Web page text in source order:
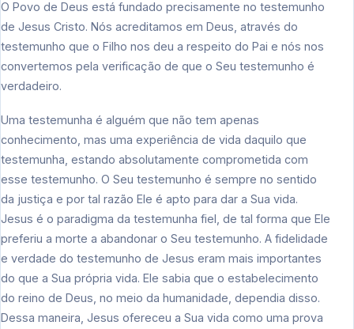
O Povo de Deus está fundado precisamente no testemunho
de Jesus Cristo. Nós acreditamos em Deus, através do
testemunho que o Filho nos deu a respeito do Pai e nós nos
convertemos pela verificação de que o Seu testemunho é
verdadeiro.
Uma testemunha é alguém que não tem apenas
conhecimento, mas uma experiência de vida daquilo que
testemunha, estando absolutamente comprometida com
esse testemunho. O Seu testemunho é sempre no sentido
da justiça e por tal razão Ele é apto para dar a Sua vida.
Jesus é o paradigma da testemunha fiel, de tal forma que Ele
preferiu a morte a abandonar o Seu testemunho. A fidelidade
e verdade do testemunho de Jesus eram mais importantes
do que a Sua própria vida. Ele sabia que o estabelecimento
do reino de Deus, no meio da humanidade, dependia disso.
Dessa maneira, Jesus ofereceu a Sua vida como uma prova